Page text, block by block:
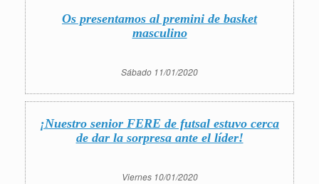
Os presentamos al premini de basket
masculino
Sábado 11/01/2020
¡Nuestro senior FERE de futsal estuvo cerca
de dar la sorpresa ante el líder!
Viernes 10/01/2020